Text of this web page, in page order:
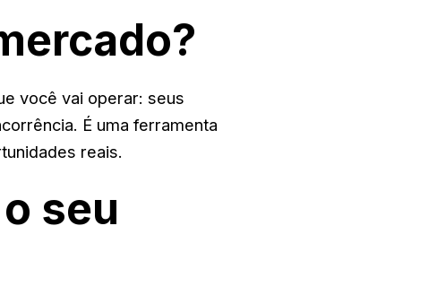
você vai operar: seus
É uma ferramenta
reais.
seu